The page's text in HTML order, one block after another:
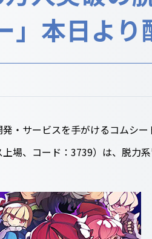
」本日より
・サービスを手がけるコムシ
場、コード：3739）は、脱力